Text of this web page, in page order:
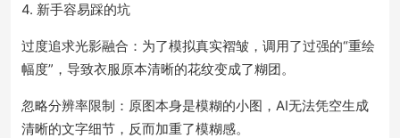
4. 新手容易踩的坑
过度追求光影融合：为了模拟真实褶皱，调用了过强的“重绘
幅度”，导致衣服原本清晰的花纹变成了糊团。
忽略分辨率限制：原图本身是模糊的小图，AI无法凭空生成
清晰的文字细节，反而加重了模糊感。